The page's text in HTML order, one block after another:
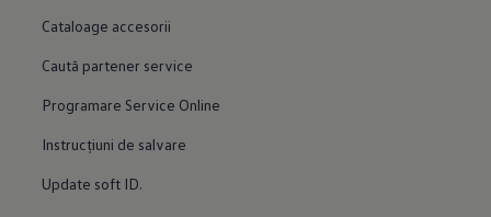
Cataloage accesorii
Caută partener service
Programare Service Online
Instrucțiuni de salvare
Update soft ID.